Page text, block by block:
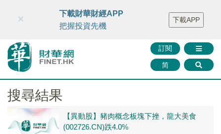
財華智庫網 FINTV FINMETA 財華證券 媒體矩陣
智庫沙龍
聯絡我們
訂閱
简
×
下載財華財經APP
把握投資先機
下載APP
搜尋結果
【異動股】豬肉概念板塊下挫，龍大美食
(002726.CN)跌4.0%